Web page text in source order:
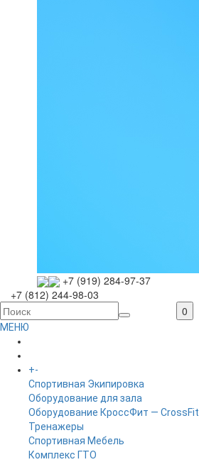
+7 (919) 284-97-37
+7 (812) 244-98-03
0
МЕНЮ
+-
Спортивная Экипировка
Оборудование для зала
Оборудование КроссФит — CrossFit
Тренажеры
Спортивная Мебель
Комплекс ГТО